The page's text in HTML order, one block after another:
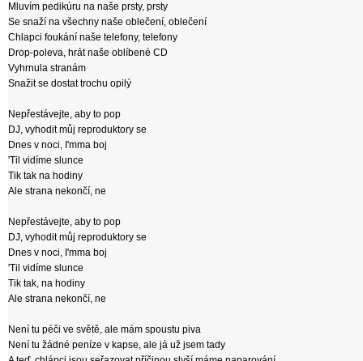
Mluvím pedikúru na naše prsty, prsty
Se snaží na všechny naše oblečení, oblečení
Chlapci foukání naše telefony, telefony
Drop-poleva, hrát naše oblíbené CD
Vyhrnula stranám
Snažit se dostat trochu opilý
Nepřestávejte, aby to pop
DJ, vyhodit můj reproduktory se
Dnes v noci, I'mma boj
'Til vidíme slunce
Tik tak na hodiny
Ale strana nekončí, ne
Nepřestávejte, aby to pop
DJ, vyhodit můj reproduktory se
Dnes v noci, I'mma boj
'Til vidíme slunce
Tik tak, na hodiny
Ale strana nekončí, ne
Není tu péči ve světě, ale mám spoustu piva
Není tu žádné peníze v kapse, ale já už jsem tady